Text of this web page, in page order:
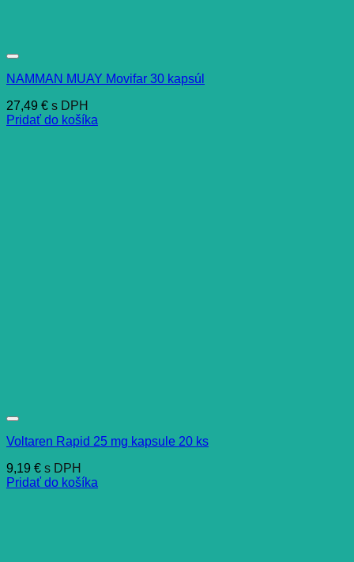
NAMMAN MUAY Movifar 30 kapsúl
27,49 € s DPH
Pridať do košíka
Voltaren Rapid 25 mg kapsule 20 ks
9,19 € s DPH
Pridať do košíka